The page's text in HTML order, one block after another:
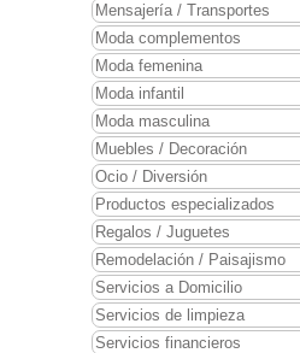
Mensajería / Transportes
Moda complementos
Moda femenina
Moda infantil
Moda masculina
Muebles / Decoración
Ocio / Diversión
Productos especializados
Regalos / Juguetes
Remodelación / Paisajismo
Servicios a Domicilio
Servicios de limpieza
Servicios financieros